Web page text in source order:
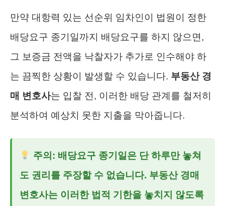
만약 대항력 있는 선순위 임차인이 법원이 정한
배당요구 종기일까지 배당요구를 하지 않으면,
그 보증금 전액을 낙찰자가 추가로 인수해야 하
는 끔찍한 상황이 발생할 수 있습니다. 부동산 경
매 변호사는 입찰 전, 이러한 배당 관계를 철저히
분석하여 예상치 못한 지출을 막아줍니다.
주의: 배당요구 종기일은 단 하루만 놓쳐
도 권리를 주장할 수 없습니다. 부동산 경매
변호사는 이러한 법적 기한을 놓치지 않도록